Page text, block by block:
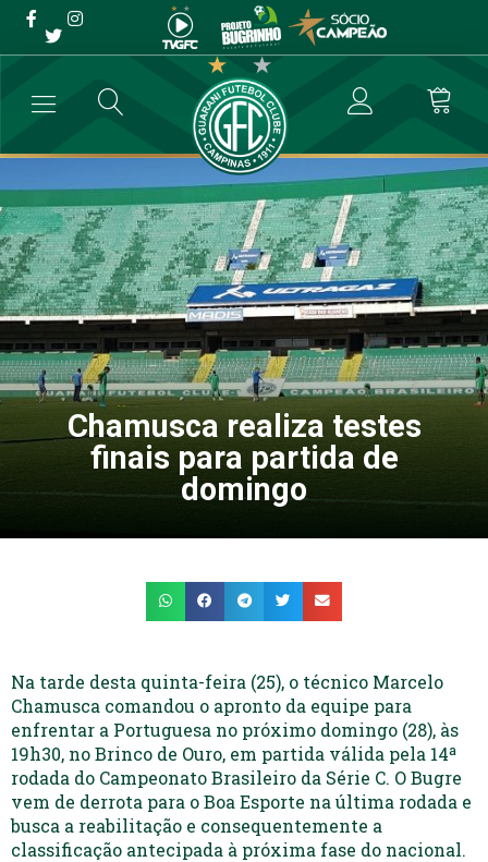
Chamusca realiza testes
finais para partida de
domingo
→ Futebol Profissional → Chamusca realiza testes finais para
Chamusca realiza testes
finais para partida de
domingo
Na tarde desta quinta-feira (25), o técnico Marcelo
Chamusca comandou o apronto da equipe para
enfrentar a Portuguesa no próximo domingo (28), às
19h30, no Brinco de Ouro, em partida válida pela 14ª
rodada do Campeonato Brasileiro da Série C. O Bugre
vem de derrota para o Boa Esporte na última rodada e
busca a reabilitação e consequentemente a
classificação antecipada à próxima fase do nacional.